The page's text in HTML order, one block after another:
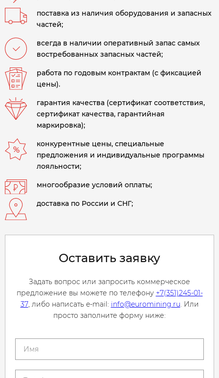
поставка из наличия оборудования и запасных
частей;
всегда в наличии оперативный запас самых
востребованных запасных частей;
работа по годовым контрактам (с фиксацией
цены).
гарантия качества (сертификат соответствия,
сертификат качества, гарантийная
маркировка);
конкурентные цены, специальные
предложения и индивидуальные программы
лояльности;
многообразие условий оплаты;
доставка по России и СНГ;
Оставить заявку
Задать вопрос или запросить коммерческое
предложение вы можете по телефону +7(351)245-01-
37, либо написать e-mail: info@euromining.ru. Или
просто заполните форму ниже: